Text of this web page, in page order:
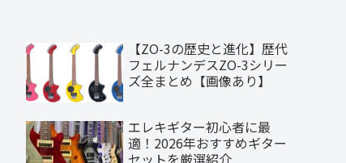
【ZO-3の歴史と進化】歴代
フェルナンデスZO-3シリー
ズ全まとめ【画像あり】
エレキギター初心者に最
適！2026年おすすめギター
セットを厳選紹介